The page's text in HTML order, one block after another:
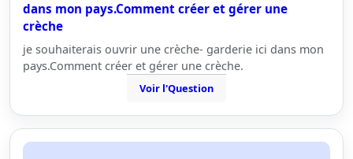
dans mon pays.Comment créer et gérer une
crèche
je souhaiterais ouvrir une crèche- garderie ici dans mon
pays.Comment créer et gérer une crèche.
Voir l'Question